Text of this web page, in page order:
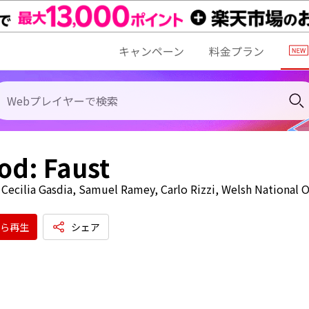
キャンペーン 料金プラン
Faust
Gasdia, Samuel Ramey, Carlo Rizzi, Welsh National
再生 シェア